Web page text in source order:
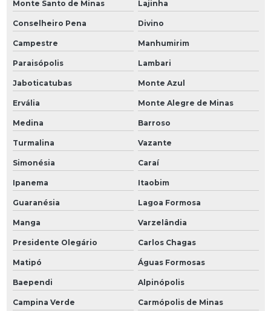
Monte Santo de Minas Lajinha
Conselheiro Pena Divino
Campestre Manhumirim
Paraisópolis Lambari
Jaboticatubas Monte Azul
Ervália Monte Alegre de Minas
Medina Barroso
Turmalina Vazante
Simonésia Caraí
Ipanema Itaobim
Guaranésia Lagoa Formosa
Manga Varzelândia
Presidente Olegário Carlos Chagas
Matipó Águas Formosas
Baependi Alpinópolis
Campina Verde Carmópolis de Minas